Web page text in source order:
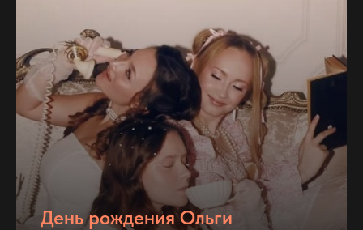
День рождения Ольги